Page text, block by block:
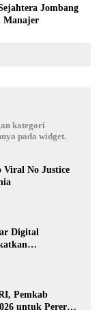
Jombang
Manajer
kategori
pada widget.
No Justice
Digital
Pemkab
untuk Pererat